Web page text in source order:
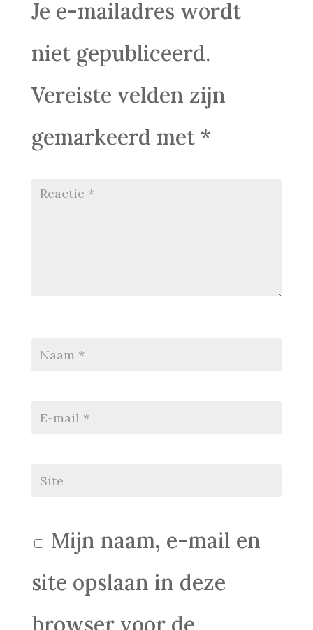
Je e-mailadres wordt
niet gepubliceerd.
Vereiste velden zijn
gemarkeerd met *
Mijn naam, e-mail en
site opslaan in deze
browser voor de